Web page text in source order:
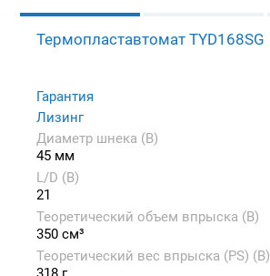
Термопластавтомат TYD168SG
Гарантия
Лизинг
Диаметр шнека (B)
45 мм
L/D (B)
21
Теоретический объем впрыска (B)
350 см³
Теоретический вес впрыска (PS) (B)